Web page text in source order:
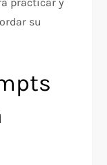
su